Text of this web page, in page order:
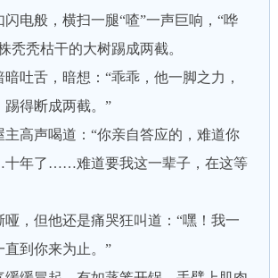
般，横扫一腿“喳”一声巨响，“哗
秃秃枯干的大树踢成两截。
舌，暗想：“乖乖，他一脚之力，
踢得断成两截。”
声喝道：“你亲自答应的，难道你
年了……难道要我这一辈子，在这等
但他还是痛哭狂叫道：“嘿！我一
直到你来为止。”